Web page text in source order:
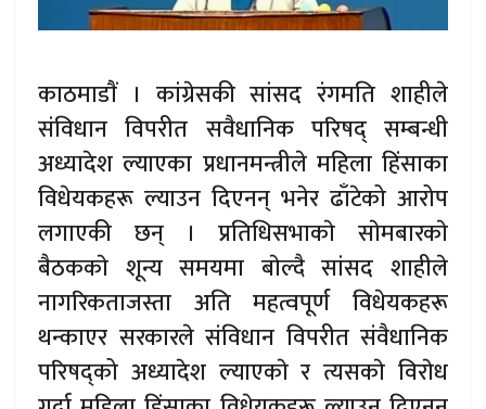
काठमाडाैं । कांग्रेसकी सांसद रंगमति शाहीले
संविधान विपरीत स‌वैधानिक परिषद् सम्बन्धी
अध्यादेश ल्याएका प्रधानमन्त्रीले महिला हिंसाका
विधेयकहरू ल्याउन दिएनन् भनेर ढाँटेको आरोप
लगाएकी छन् । प्रतिधिसभाकाे साेमबारकाे
बैठककाे शून्य समयमा बाेल्दै सांसद शाहीले
नागरिकताजस्ता अति महत्वपूर्ण विधेयकहरू
थन्काएर सरकारले संविधान विपरीत संवैधानिक
परिषद्को अध्यादेश ल्याएकाे र त्यसकाे विराेध